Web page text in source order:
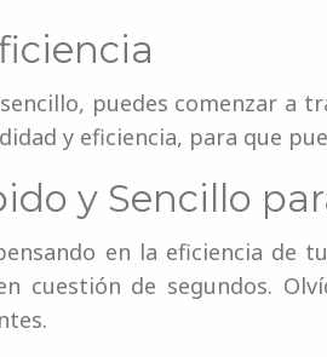
puedes comenzar a
y eficiencia, para que
y Sencillo
en la eficiencia de
cuestión de segundos.